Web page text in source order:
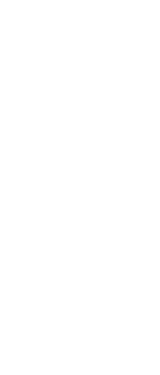
manier aan
leuk om voor